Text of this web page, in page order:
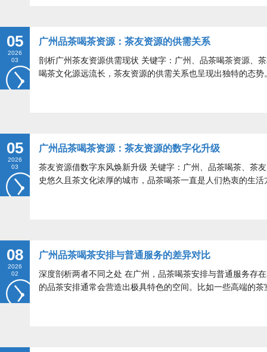
05
2026
03
广州品茶喝茶资源：茶友资源的供需关系
剖析广州茶友资源供需现状 关键字：广州、品茶喝茶资源、
喝茶文化源远流长，茶友资源的供需关系也呈现出独特的态势
05
2026
03
广州品茶喝茶资源：茶友资源的数字化升级
茶友资源借数字东风焕新升级 关键字：广州、品茶喝茶、茶
史悠久且茶文化浓厚的城市，品茶喝茶一直是人们热衷的生活
08
2026
02
广州品茶喝茶安排与普通服务的差异对比
深度剖析两者不同之处 在广州，品茶喝茶安排与普通服务存
的品茶安排通常会营造出极具特色的空间。比如一些高端的茶